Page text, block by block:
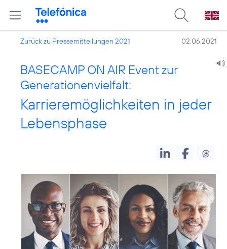
Zurück zu Pressemitteilungen 2021 02.06.2021
BASECAMP ON AIR Event zur
Generationenvielfalt:
Karrieremöglichkeiten in jeder
Lebensphase